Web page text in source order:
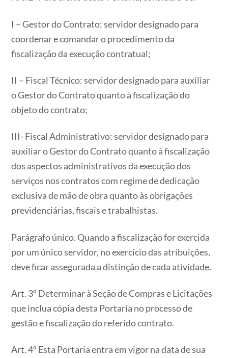
I – Gestor do Contrato: servidor designado para
coordenar e comandar o procedimento da
fiscalização da execução contratual;
II – Fiscal Técnico: servidor designado para auxiliar
o Gestor do Contrato quanto à fiscalização do
objeto do contrato;
III- Fiscal Administrativo: servidor designado para
auxiliar o Gestor do Contrato quanto à fiscalização
dos aspectos administrativos da execução dos
serviços nos contratos com regime de dedicação
exclusiva de mão de obra quanto às obrigações
previdenciárias, fiscais e trabalhistas.
Parágrafo único. Quando a fiscalização for exercida
por um único servidor, no exercício das atribuições,
deve ficar assegurada a distinção de cada atividade.
Art. 3º Determinar à Seção de Compras e Licitações
que inclua cópia desta Portaria no processo de
gestão e fiscalização do referido contrato.
Art. 4º Esta Portaria entra em vigor na data de sua